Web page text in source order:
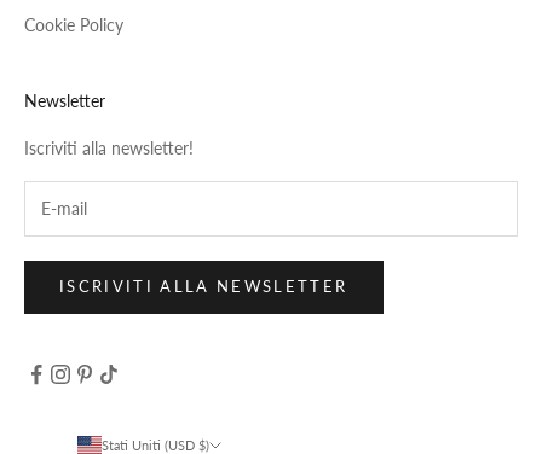
Cookie Policy
Newsletter
Iscriviti alla newsletter!
ISCRIVITI ALLA NEWSLETTER
Stati Uniti (USD $)